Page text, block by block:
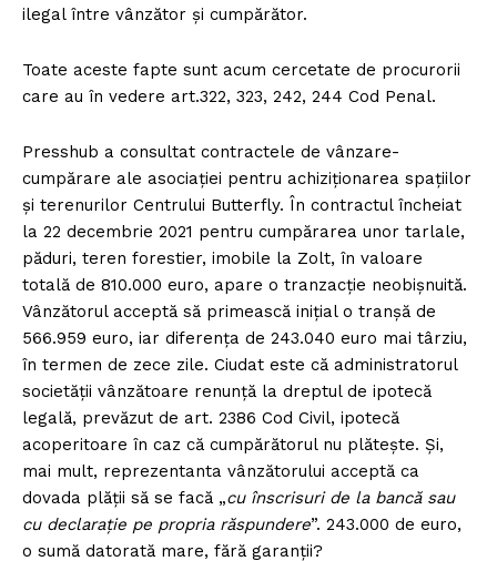
ilegal între vânzător și cumpărător.
Toate aceste fapte sunt acum cercetate de procurorii
care au în vedere art.322, 323, 242, 244 Cod Penal.
Presshub a consultat contractele de vânzare-
cumpărare ale asociației pentru achiziționarea spațiilor
și terenurilor Centrului Butterfly. În contractul încheiat
la 22 decembrie 2021 pentru cumpărarea unor tarlale,
păduri, teren forestier, imobile la Zolt, în valoare
totală de 810.000 euro, apare o tranzacție neobișnuită.
Vânzătorul acceptă să primească inițial o tranșă de
566.959 euro, iar diferența de 243.040 euro mai târziu,
în termen de zece zile. Ciudat este că administratorul
societății vânzătoare renunță la dreptul de ipotecă
legală, prevăzut de art. 2386 Cod Civil, ipotecă
acoperitoare în caz că cumpărătorul nu plătește. Și,
mai mult, reprezentanta vânzătorului acceptă ca
dovada plății să se facă „cu înscrisuri de la bancă sau
cu declarație pe propria răspundere”. 243.000 de euro,
o sumă datorată mare, fără garanții?